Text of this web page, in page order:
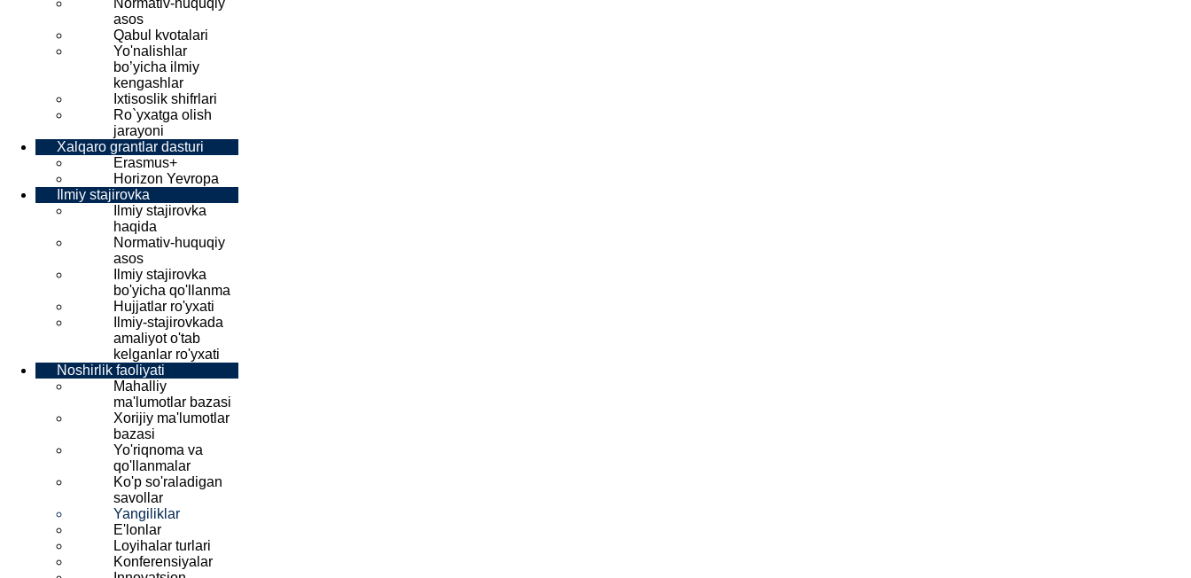
Normativ-huquqiy
asos
Qabul kvotalari
Yo'nalishlar
bo’yicha ilmiy
kengashlar
Ixtisoslik shifrlari
Ro`yxatga olish
jarayoni
Xalqaro grantlar dasturi
Erasmus+
Horizon Yevropa
Ilmiy stajirovka
Ilmiy stajirovka
haqida
Normativ-huquqiy
asos
Ilmiy stajirovka
bo'yicha qo'llanma
Hujjatlar ro'yxati
Ilmiy-stajirovkada
amaliyot o'tab
kelganlar ro'yxati
Noshirlik faoliyati
Mahalliy
ma'lumotlar bazasi
Xorijiy ma'lumotlar
bazasi
Yo'riqnoma va
qo'llanmalar
Ko'p so'raladigan
savollar
Yangiliklar
E'lonlar
Loyihalar turlari
Konferensiyalar